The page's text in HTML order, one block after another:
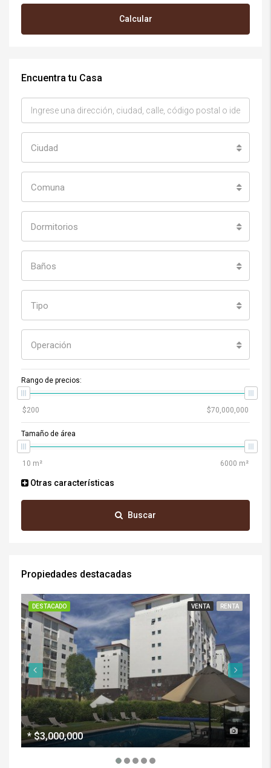
Calcular
Encuentra tu Casa
Ciudad
Comuna
Dormitorios
Baños
Tipo
Operación
Rango de precios:
Tamaño de área
Otras características
Buscar
Propiedades destacadas
DESTACADO VENTA RENTA
*$3,000,000